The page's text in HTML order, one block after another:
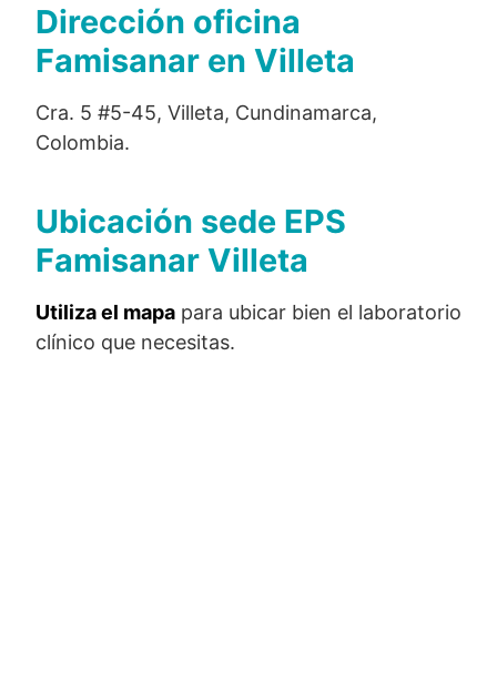
Dirección oficina
Famisanar en Villeta
Cra. 5 #5-45, Villeta, Cundinamarca,
Colombia.
Ubicación sede EPS
Famisanar Villeta
Utiliza el mapa para ubicar bien el laboratorio
clínico que necesitas.